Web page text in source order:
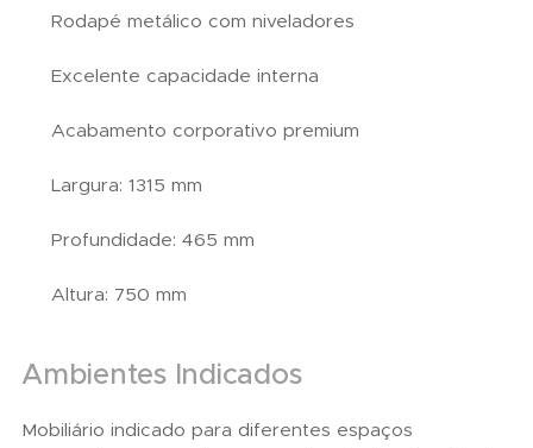
✔ Rodapé metálico com niveladores
✔ Excelente capacidade interna
✔ Acabamento corporativo premium
✔ Largura: 1315 mm
✔ Profundidade: 465 mm
✔ Altura: 750 mm
Ambientes Indicados
Mobiliário indicado para diferentes espaços